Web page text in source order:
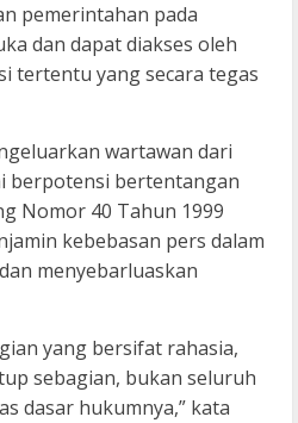
pemerintahan pada
dan dapat diakses oleh
tertentu yang secara tegas
wartawan dari
berpotensi bertentangan
Nomor 40 Tahun 1999
kebebasan pers dalam
menyebarluaskan
yang bersifat rahasia,
sebagian, bukan seluruh
dasar hukumnya,” kata